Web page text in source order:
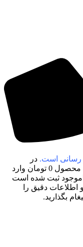
رسانی است. در
صورتیکه قیمت محصول درج نشده ، قیمت محصول 0 تومان وارد
ثبت شده است
اطلاعات دقیق را
بگذارید.